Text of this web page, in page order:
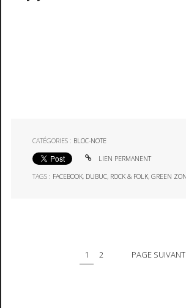
CATÉGORIES : BLOC-NOTE
LIEN PERMANENT
TAGS : FACEBOOK, DUBUC, ROCK & FOLK,GREEN
1 2 PAGE